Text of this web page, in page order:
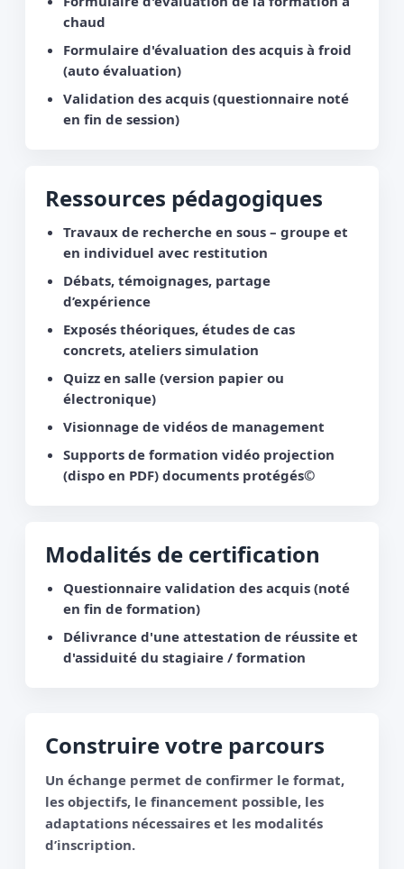
chaud
Formulaire d'évaluation des acquis à froid
(auto évaluation)
Validation des acquis (questionnaire noté
en fin de session)
Ressources pédagogiques
Travaux de recherche en sous – groupe et
en individuel avec restitution
Débats, témoignages, partage
d’expérience
Exposés théoriques, études de cas
concrets, ateliers simulation
Quizz en salle (version papier ou
électronique)
Visionnage de vidéos de management
Supports de formation vidéo projection
(dispo en PDF) documents protégés©
Modalités de certification
Questionnaire validation des acquis (noté
en fin de formation)
Délivrance d'une attestation de réussite et
d'assiduité du stagiaire / formation
Construire votre parcours
Un échange permet de confirmer le format,
les objectifs, le financement possible, les
adaptations nécessaires et les modalités
d’inscription.